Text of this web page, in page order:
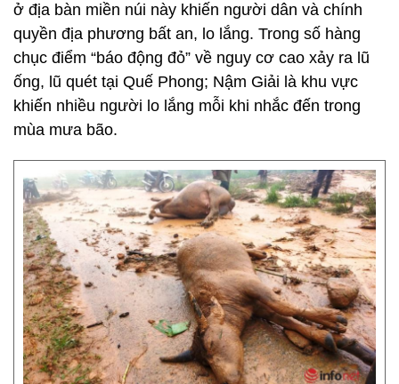
ở địa bàn miền núi này khiến người dân và chính
quyền địa phương bất an, lo lắng. Trong số hàng
chục điểm “báo động đỏ” về nguy cơ cao xảy ra lũ
ống, lũ quét tại Quế Phong; Nậm Giải là khu vực
khiến nhiều người lo lắng mỗi khi nhắc đến trong
mùa mưa bão.